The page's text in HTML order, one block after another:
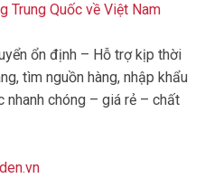
Trung Quốc về Việt Nam
ổn định – Hỗ trợ kịp thời
tìm nguồn hàng, nhập khẩu
nhanh chóng – giá rẻ – chất